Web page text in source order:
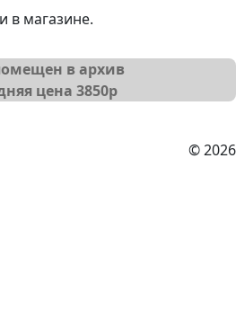
в магазине.
в архив
цена 3850р
© 2026